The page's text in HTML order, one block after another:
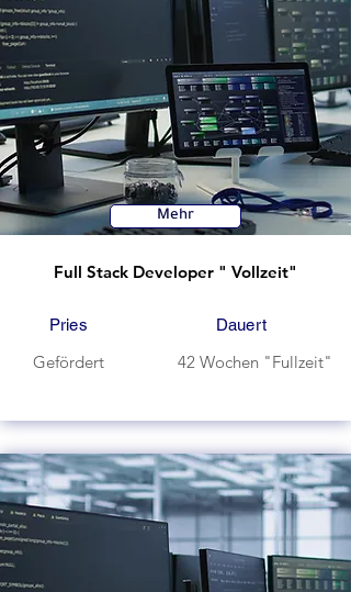
Mehr
Full Stack Developer " Vollzeit"
Pries
Gefördert
Dauert
42 Wochen "Fullzeit"